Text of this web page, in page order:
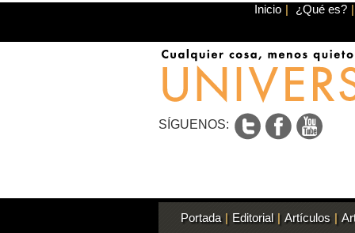
Inicio | ¿Qué es? |
SÍGUENOS:
Portada | Editorial | Artículos |